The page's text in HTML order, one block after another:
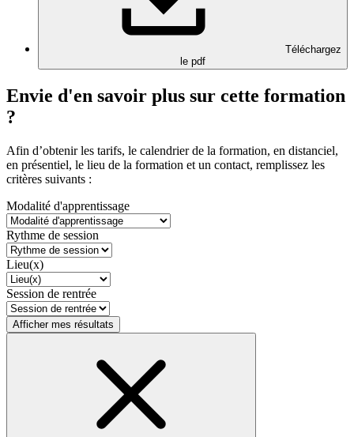
Téléchargez
le pdf
Envie d'en savoir plus sur cette formation
?
Afin d’obtenir les tarifs, le calendrier de la formation, en distanciel,
en présentiel, le lieu de la formation et un contact, remplissez les
critères suivants :
Modalité d'apprentissage
Rythme de session
Lieu(x)
Session de rentrée
Afficher mes résultats